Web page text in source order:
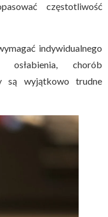
częstotliwość
indywidualnego
chorób
są wyjątkowo trudne